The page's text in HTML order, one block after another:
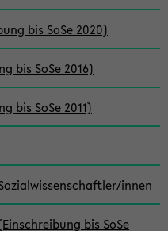
bis SoSe 2020)
bis SoSe 2016)
bis SoSe 2011)
innen
bis SoSe